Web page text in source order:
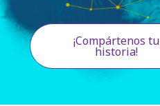
¡Compártenos tu
historia!